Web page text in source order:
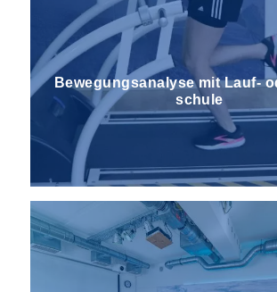
Bewegungs­analyse mit Lauf-
schule